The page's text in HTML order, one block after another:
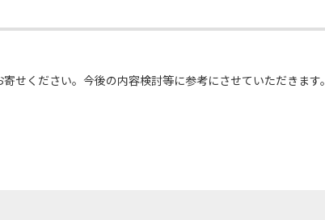
せください。今後の内容検討等に参考にさせていただきます。